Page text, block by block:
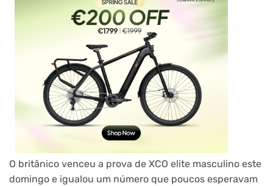
O britânico venceu a prova de XCO elite masculino este
domingo e igualou um número que poucos esperavam